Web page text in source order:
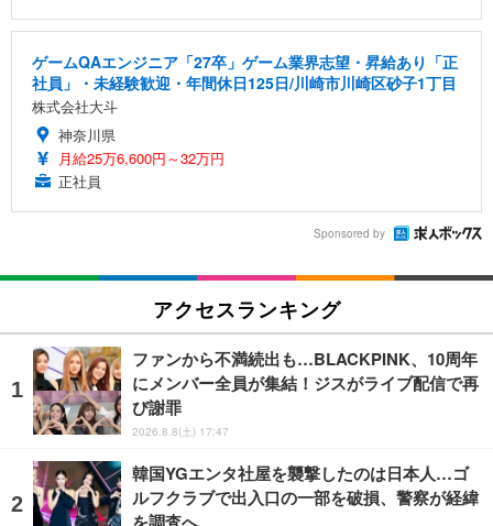
ゲームQAエンジニア「27卒」ゲーム業界志望・昇給あり「正
社員」・未経験歓迎・年間休日125日/川崎市川崎区砂子1丁目
株式会社大斗
神奈川県
月給25万6,600円～32万円
正社員
Sponsored by
アクセスランキング
ファンから不満続出も…BLACKPINK、10周年
にメンバー全員が集結！ジスがライブ配信で再
び謝罪
2026.8.8(土) 17:47
韓国YGエンタ社屋を襲撃したのは日本人…ゴ
ルフクラブで出入口の一部を破損、警察が経緯
を調査へ